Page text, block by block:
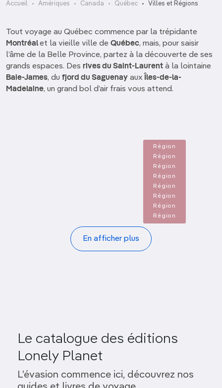
Accueil Amériques Canada Québec Villes et Régions
Tout voyage au Québec commence par la trépidante
Montréalet la vieille ville de Québec, mais, pour saisir
l’âme de la Belle Province, partez à la découverte de ses
grands espaces. Des rives du Saint-Laurent à la lointaine
Baie-James, du fjord du Saguenay aux Îles-de-la-
Madelaine, un grand bol d’air frais vous attend.
Région
Abitibi-Témiscamingue et Eeyou Istchee
Région
Région
Région
Région
Région
Région
Région
En afficher plus
Le catalogue des éditions
Lonely Planet
L’évasion commence ici, découvrez nos